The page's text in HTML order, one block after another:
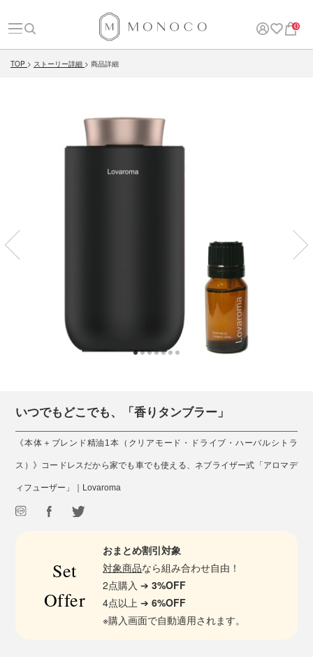
0
TOP ストーリー詳細 商品詳細
いつでもどこでも、「香りタンブラー」
《本体＋ブレンド精油1本（クリアモード・ドライブ・ハーバルシトラ
ス）》コードレスだから家でも車でも使える、ネブライザー式「アロマデ
ィフューザー」｜Lovaroma
Set
Offer
おまとめ割引対象
対象商品なら組み合わせ自由！
2点購入 ➔3%OFF
4点以上 ➔6%OFF
※購入画面で自動適用されます。